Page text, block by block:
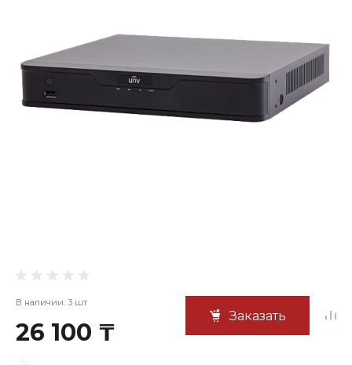
В наличии: 3 шт
26 100 ₸
Заказать